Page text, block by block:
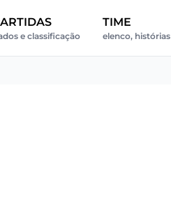
e classificação
TIME
elenco, histórias